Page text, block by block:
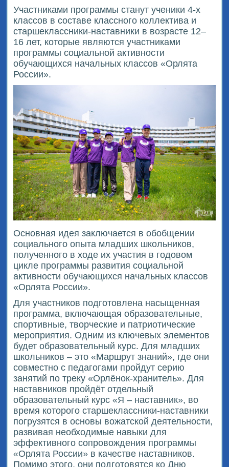
Участниками программы станут ученики 4-х
классов в составе классного коллектива и
старшеклассники-наставники в возрасте 12–
16 лет, которые являются участниками
программы социальной активности
обучающихся начальных классов «Орлята
России».
Основная идея заключается в обобщении
социального опыта младших школьников,
полученного в ходе их участия в годовом
цикле программы развития социальной
активности обучающихся начальных классов
«Орлята России».
Для участников подготовлена насыщенная
программа, включающая образовательные,
спортивные, творческие и патриотические
мероприятия. Одним из ключевых элементов
будет образовательный курс. Для младших
школьников – это «Маршрут знаний», где они
совместно с педагогами пройдут серию
занятий по треку «Орлёнок-хранитель». Для
наставников пройдёт отдельный
образовательный курс «Я – наставник», во
время которого старшеклассники-наставники
погрузятся в основы вожатской деятельности,
развивая необходимые навыки для
эффективного сопровождения программы
«Орлята России» в качестве наставников.
Помимо этого, они подготовятся ко Дню